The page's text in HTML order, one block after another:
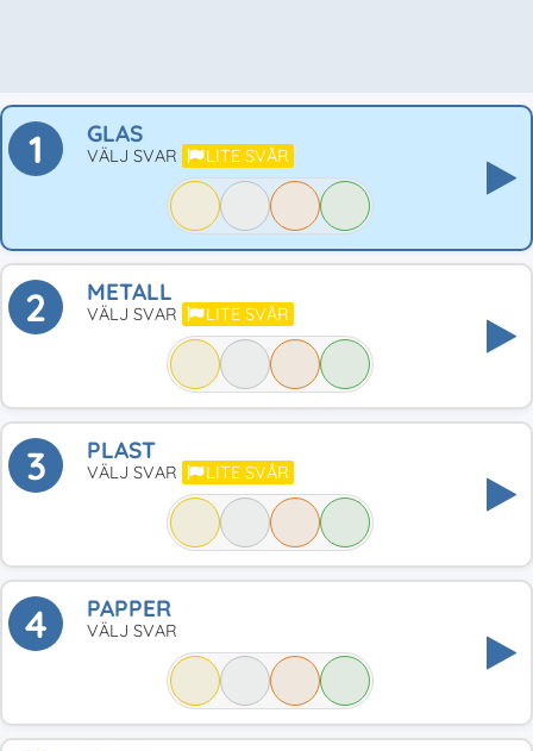
1 GLAS
VÄLJ SVAR LITE SVÅR
2 METALL
VÄLJ SVAR LITE SVÅR
3 PLAST
VÄLJ SVAR LITE SVÅR
4 PAPPER
VÄLJ SVAR